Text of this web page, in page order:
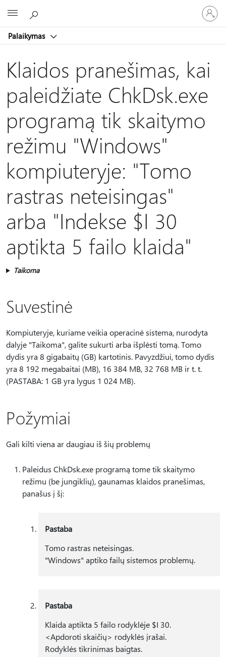
Palaikymas
prie
paskyros
Klaidos pranešimas, kai
paleidžiate ChkDsk.exe
programą tik skaitymo
režimu "Windows"
kompiuteryje: "Tomo
rastras neteisingas"
arba "Indekse $I 30
aptikta 5 failo klaida"
Taikoma
Suvestinė
Kompiuteryje, kuriame veikia operacinė sistema, nurodyta
dalyje "Taikoma", galite sukurti arba išplėsti tomą. Tomo
dydis yra 8 gigabaitų (GB) kartotinis. Pavyzdžiui, tomo dydis
yra 8 192 megabaitai (MB), 16 384 MB, 32 768 MB ir t. t.
(PASTABA: 1 GB yra lygus 1 024 MB).
Požymiai
Gali kilti viena ar daugiau iš šių problemų
Paleidus ChkDsk.exe programą tome tik skaitymo
režimu (be jungiklių), gaunamas klaidos pranešimas,
panašus į šį:
Pastaba
Tomo rastras neteisingas.
"Windows" aptiko failų sistemos problemų.
Pastaba
Klaida aptikta 5 failo rodyklėje $I 30.
<Apdoroti skaičių> rodyklės įrašai.
Rodyklės tikrinimas baigtas.